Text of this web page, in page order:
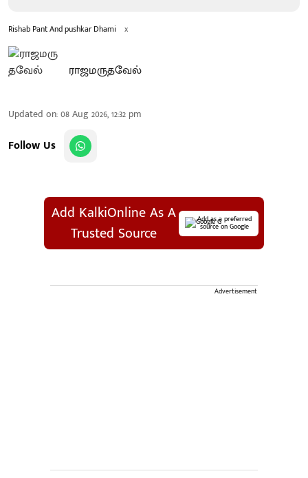
Rishab Pant And pushkar Dhami x
ராஜமருதவேல்
Updated on:08 Aug 2026, 12:32 pm
Follow Us
Add KalkiOnline As A
Trusted Source
Add as a preferred
source on Google
Advertisement